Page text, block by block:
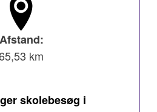
Afstand:
km
skolebesøg i